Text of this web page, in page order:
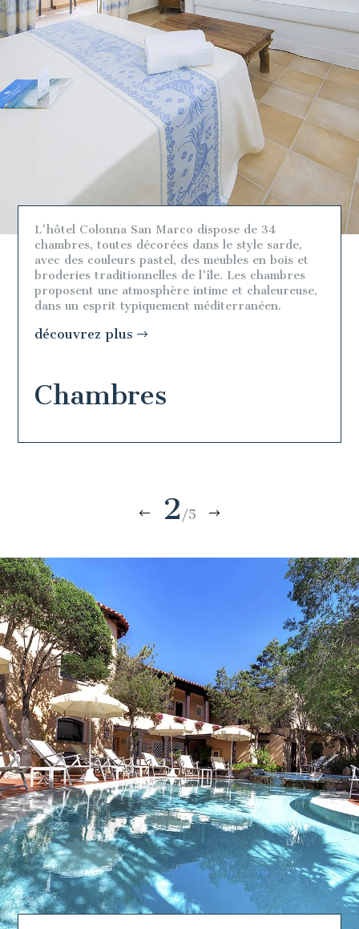
L'hôtel Colonna San Marco dispose de 34
chambres, toutes décorées dans le style sarde,
avec des couleurs pastel, des meubles en bois et
broderies traditionnelles de l'île. Les chambres
proposent une atmosphère intime et chaleureuse,
dans un esprit typiquement méditerranéen.
découvrez plus
Chambres
2 /5